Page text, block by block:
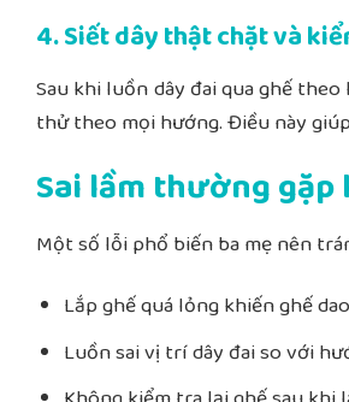
4. Siết dây thật chặt và
Sau khi luồn dây đai qua ghế
thử theo mọi hướng. Điều này
Sai lầm thường gặp
Một số lỗi phổ biến ba mẹ nên
Lắp ghế quá lỏngkhiến ghế
Luồn sai vị trí dây đai so với